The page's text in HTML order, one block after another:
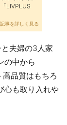
LIVPLUS
事を詳しく見る
夫婦の3人家
の中から
高品質はもちろ
心も取り入れや